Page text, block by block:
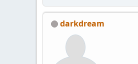
darkdream